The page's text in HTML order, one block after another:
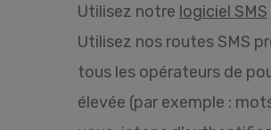
Utilisez notre logiciel SMS
Utilisez nos routes SMS
tous les opérateurs de
élevée (par exemple :